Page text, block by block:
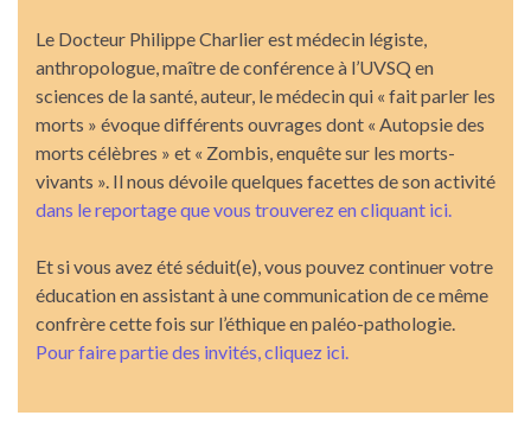
Le Docteur Philippe Charlier est médecin légiste,
anthropologue, maître de conférence à l’UVSQ en
sciences de la santé, auteur, le médecin qui « fait parler les
morts » évoque différents ouvrages dont « Autopsie des
morts célèbres » et « Zombis, enquête sur les morts-
vivants ». Il nous dévoile quelques facettes de son activité
dans le reportage que vous trouverez en cliquant ici.
Et si vous avez été séduit(e), vous pouvez continuer votre
éducation en assistant à une communication de ce même
confrère cette fois sur l’éthique en paléo-pathologie.
Pour faire partie des invités, cliquez ici.